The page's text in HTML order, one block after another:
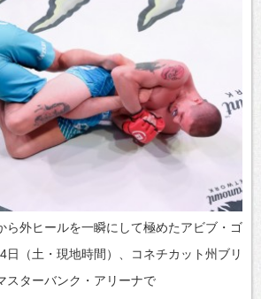
ら外ヒールを一瞬にして極めたアビブ・ゴ
日（土・現地時間）、コネチカット州ブリ
スターバンク・アリーナで